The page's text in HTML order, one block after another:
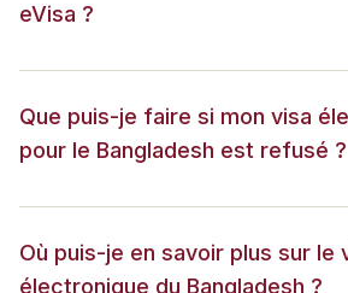
eVisa ?
Que puis-je faire si mon visa
pour le Bangladesh est refusé ?
Où puis-je en savoir plus sur le
électronique du Bangladesh ?